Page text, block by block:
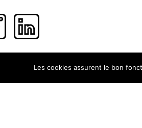
our newsletter
Les cookies assurent le bon